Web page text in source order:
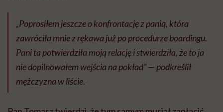
„Poprosiłem jeszcze o konfrontację z panią, która
zawróciła mnie z rękawa już po procedurze boardingu.
Pani ta potwierdziła moją relację i stwierdziła, że to ja
nie dopilnowałem wejścia na pokład” — podkreślił
mężczyzna w liście.